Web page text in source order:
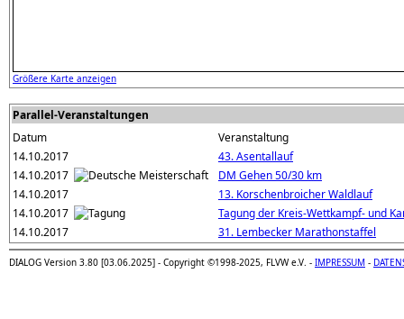
Größere Karte anzeigen
Parallel-Veranstaltungen
Datum
Veranstaltung
14.10.2017
43. Asentallauf
14.10.2017
DM Gehen 50/30 km
14.10.2017
13. Korschenbroicher Waldlauf
14.10.2017
Tagung der Kreis-Wettkampf- und
14.10.2017
31. Lembecker Marathonstaffel
DIALOG Version 3.80 [03.06.2025] - Copyright ©1998-2025, FLVW e.V. - IMPRESSUM -